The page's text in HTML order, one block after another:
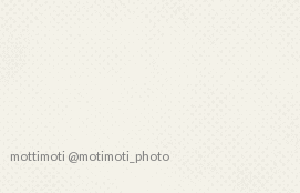
mottimoti @motimoti_photo